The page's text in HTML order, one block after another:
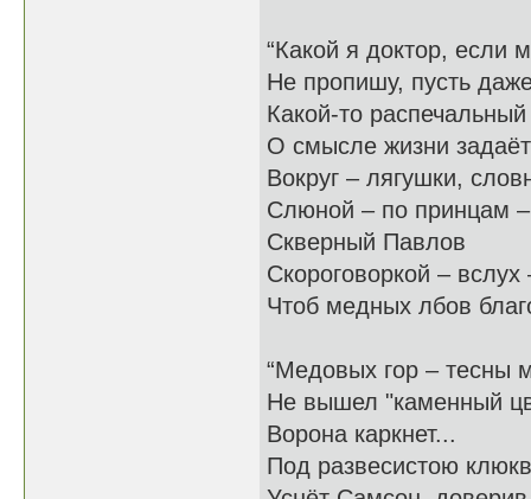
“Какой я доктор, если
Не пропишу, пусть
Какой-то
О смысле жизни
Вокруг – лягушки,
Слюной – по принцам –
Скверный Павлов
Скороговоркой – вслух
Чтоб медных лбов
“Медовых гор – тесны
Не вышел "каменный
Ворона каркнет...
Под развесистою